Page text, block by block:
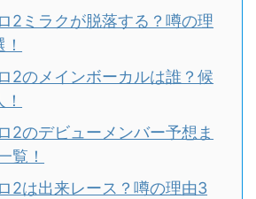
2ミラクが脱落する？噂の理
2のメインボーカルは誰？候
2のデビューメンバー予想ま
覧！
2は出来レース？噂の理由3